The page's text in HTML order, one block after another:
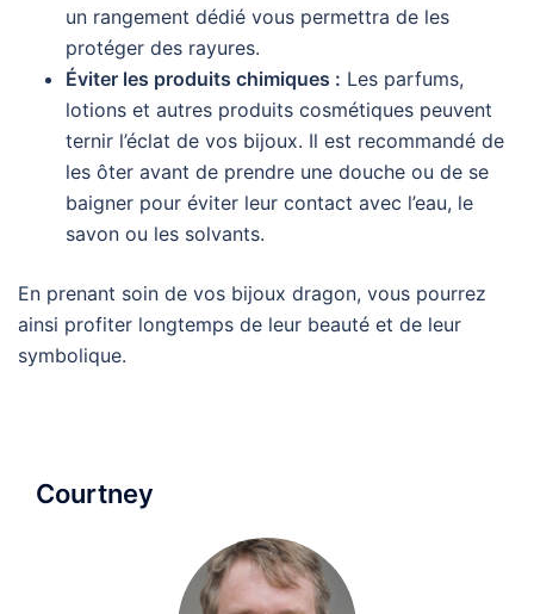
un rangement dédié vous permettra de les
protéger des rayures.
Éviter les produits chimiques : Les parfums,
lotions et autres produits cosmétiques peuvent
ternir l’éclat de vos bijoux. Il est recommandé de
les ôter avant de prendre une douche ou de se
baigner pour éviter leur contact avec l’eau, le
savon ou les solvants.
En prenant soin de vos bijoux dragon, vous pourrez
ainsi profiter longtemps de leur beauté et de leur
symbolique.
Courtney